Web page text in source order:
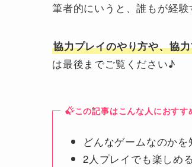
筆者的にいうと、誰もが経
協力プレイのやり方や、協
は最後までご覧ください♪
この記事はこんな人におすす
どんなゲームなのかを
2人プレイでも楽しめ